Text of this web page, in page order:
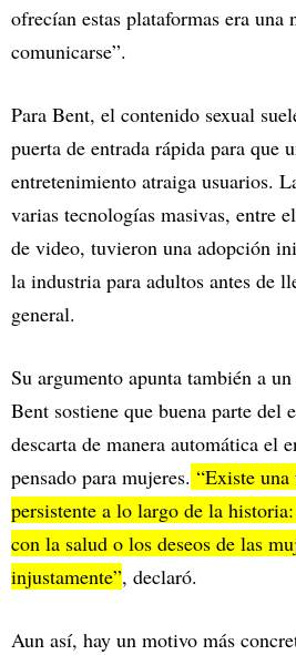
ofrecían estas plataformas era una
comunicarse”.
Para Bent, el contenido sexual
puerta de entrada rápida para que
entretenimiento atraiga usuarios.
varias tecnologías masivas, entre
de video, tuvieron una adopción
la industria para adultos antes de
general.
Su argumento apunta también a
Bent sostiene que buena parte del
descarta de manera automática el
pensado para mujeres. “Existe
persistente a lo largo de la
con la salud o los deseos de las
injustamente”, declaró.
Aun así, hay un motivo más